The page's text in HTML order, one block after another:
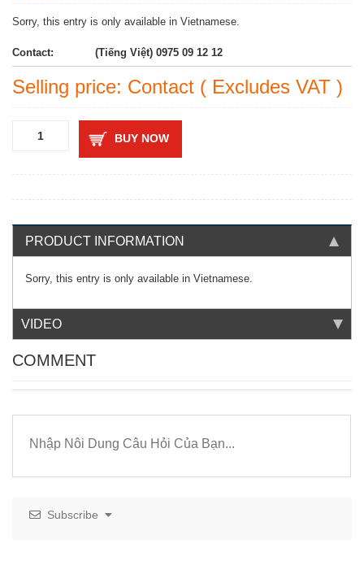
Sorry, this entry is only available in Vietnamese.
Contact: (Tiếng Việt) 0975 09 12 12
Selling price: Contact ( Excludes VAT )
BUY NOW
PRODUCT INFORMATION
Sorry, this entry is only available in Vietnamese.
VIDEO
COMMENT
Subscribe